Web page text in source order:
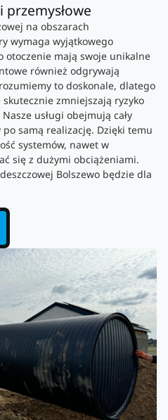
na obszarach
wymaga wyjątkowego
otoczenie mają swoje unikalne
również odgrywają
to doskonale, dlatego
zmniejszają ryzyko
usługi obejmują cały
samą realizację. Dzięki temu
systemów, nawet w
się z dużymi obciążeniami.
Bolszewo będzie dla